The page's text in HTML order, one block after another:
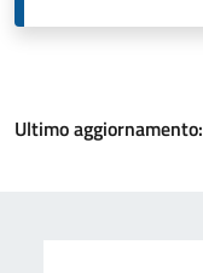
Ultimo aggiornamento: